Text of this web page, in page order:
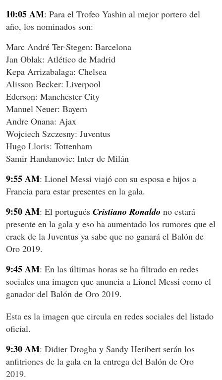
10:05 AM: Para el Trofeo Yashin al mejor portero del
año, los nominados son:
Marc André Ter-Stegen: Barcelona
Jan Oblak: Atlético de Madrid
Kepa Arrizabalaga: Chelsea
Alisson Becker: Liverpool
Ederson: Manchester City
Manuel Neuer: Bayern
Andre Onana: Ajax
Wojciech Szczesny: Juventus
Hugo Lloris: Tottenham
Samir Handanovic: Inter de Milán
9:55 AM: Lionel Messi viajó con su esposa e hijos a
Francia para estar presentes en la gala.
9:50 AM: El portugués Cristiano Ronaldo no estará
presente en la gala y eso ha aumentado los rumores que el
crack de la Juventus ya sabe que no ganará el Balón de
Oro 2019.
9:45 AM: En las últimas horas se ha filtrado en redes
sociales una imagen que anuncia a Lionel Messi como el
ganador del Balón de Oro 2019.
Esta es la imagen que circula en redes sociales del listado
oficial.
9:30 AM: Didier Drogba y Sandy Heribert serán los
anfitriones de la gala en la entrega del Balón de Oro
2019.